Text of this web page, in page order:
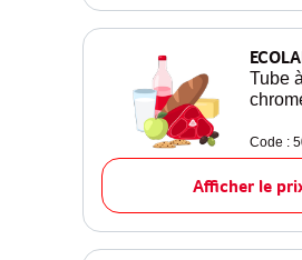
Tube
Code :
Afficher le